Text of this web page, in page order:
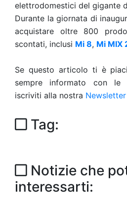
elettrodomestici del gigante
Durante la giornata di
acquistare oltre 800
scontati, inclusi Mi 8, Mi MIX
Se questo articolo ti è
sempre informato con
iscriviti alla nostra
Tag:
Notizie che
interessarti: